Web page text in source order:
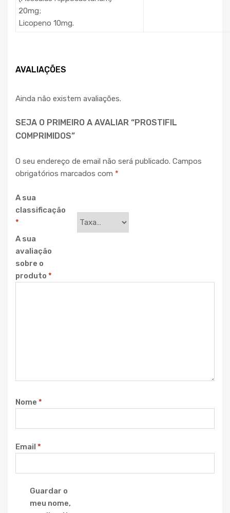
20mg;
Licopeno 10mg.
AVALIAÇÕES
Ainda não existem avaliações.
SEJA O PRIMEIRO A AVALIAR “PROSTIFIL
COMPRIMIDOS”
O seu endereço de email não será publicado. Campos
obrigatórios marcados com *
A sua
classificação
*
A sua
avaliação
sobre o
produto *
Nome *
Email *
Guardar o
meu nome,